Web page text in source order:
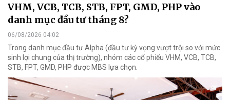
VHM, VCB, TCB, STB, FPT, GMD, PHP vào
danh mục đầu tư tháng 8?
06/08/2026 04:02
Trong danh mục đầu tư Alpha (đầu tư kỳ vọng vượt trội so với mức
sinh lợi chung của thị trường), nhóm các cổ phiếu VHM, VCB, TCB,
STB, FPT, GMD, PHP được MBS lựa chọn.